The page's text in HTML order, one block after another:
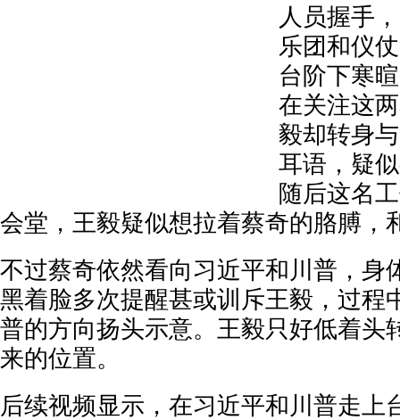
人员握手
乐团和仪
台阶下寒
在关注这
毅却转身
耳语，疑
随后这名
会堂，王毅疑似想拉着蔡奇的胳膊，
不过蔡奇依然看向习近平和川普，身
黑着脸多次提醒甚或训斥王毅，过程
普的方向扬头示意。王毅只好低着头
来的位置。
后续视频显示，在习近平和川普走上